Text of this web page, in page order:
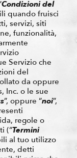
Condizioni del
quando fruisci
servizi, siti
funzionalità,
Servizio che
del
da oppure
Inc. o le sue
”, oppure “noi”,
regole o
(“Termini
al tuo utilizzo
detti